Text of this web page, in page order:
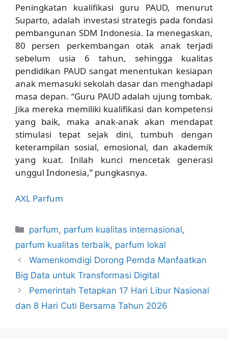
Peningkatan kualifikasi guru PAUD, menurut
Suparto, adalah investasi strategis pada fondasi
pembangunan SDM Indonesia. Ia menegaskan,
80 persen perkembangan otak anak terjadi
sebelum usia 6 tahun, sehingga kualitas
pendidikan PAUD sangat menentukan kesiapan
anak memasuki sekolah dasar dan menghadapi
masa depan. “Guru PAUD adalah ujung tombak.
Jika mereka memiliki kualifikasi dan kompetensi
yang baik, maka anak-anak akan mendapat
stimulasi tepat sejak dini, tumbuh dengan
keterampilan sosial, emosional, dan akademik
yang kuat. Inilah kunci mencetak generasi
unggul Indonesia,” pungkasnya.
AXL Parfum
Kategori
parfum, parfum kualitas internasional,
parfum kualitas terbaik, parfum lokal
Wamenkomdigi Dorong Pemda Manfaatkan
Big Data untuk Transformasi Digital
Pemerintah Tetapkan 17 Hari Libur Nasional
dan 8 Hari Cuti Bersama Tahun 2026